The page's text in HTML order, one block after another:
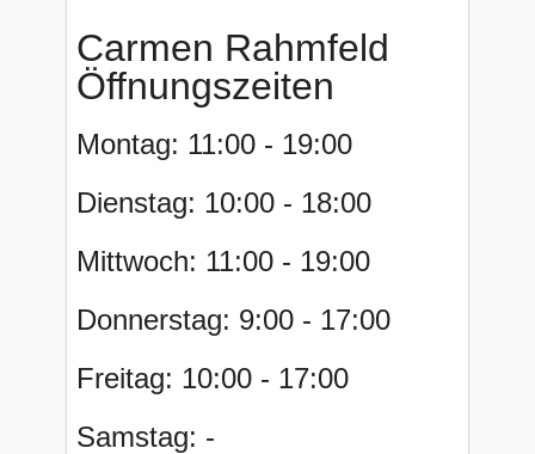
Carmen Rahmfeld
Öffnungszeiten
Montag: 11:00 - 19:00
Dienstag: 10:00 - 18:00
Mittwoch: 11:00 - 19:00
Donnerstag: 9:00 - 17:00
Freitag: 10:00 - 17:00
Samstag: -